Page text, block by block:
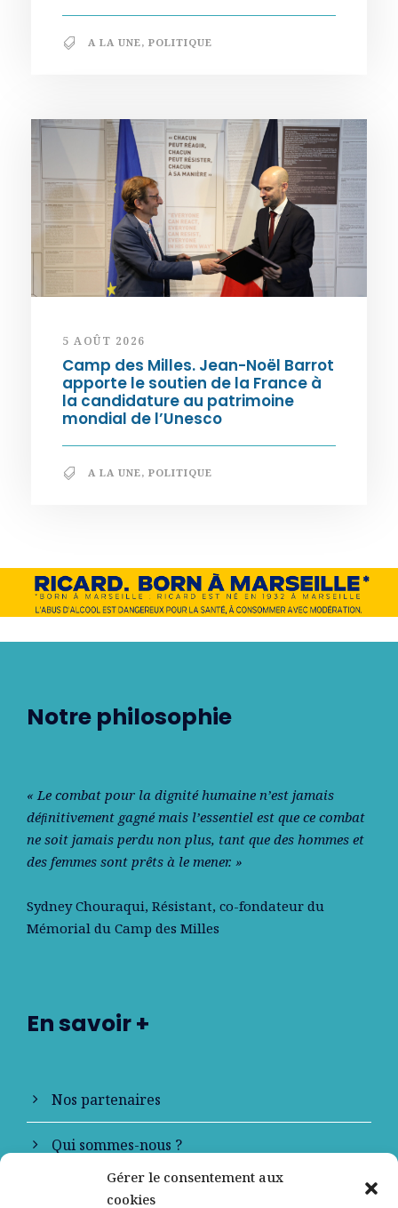
Gérer le consentement aux
cookies
A LA UNE, POLITIQUE
5 AOÛT 2026
Camp des Milles. Jean-Noël Barrot
apporte le soutien de la France à
la candidature au patrimoine
mondial de l’Unesco
A LA UNE, POLITIQUE
Notre philosophie
« Le combat pour la dignité humaine n’est jamais
déﬁnitivement gagné mais l’essentiel est que ce combat
ne soit jamais perdu non plus, tant que des hommes et
des femmes sont prêts à le mener. »
Sydney Chouraqui, Résistant, co-fondateur du
Mémorial du Camp des Milles
En savoir +
Nos partenaires
Qui sommes-nous ?
Contactez-nous